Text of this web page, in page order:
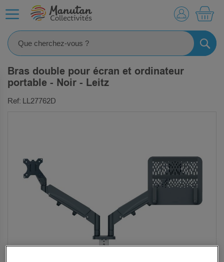
Bras double pour écran et ordinateur
portable - Noir - Leitz
Ref: LL27762D
IMAGES